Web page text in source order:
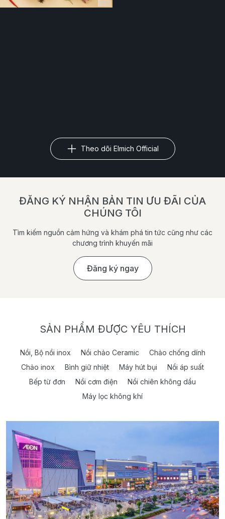
Theo dõi Elmich Official
ĐĂNG KÝ NHẬN BẢN TIN ƯU ĐÃI CỦA
CHÚNG TÔI
Tìm kiếm nguồn cảm hứng và khám phá tin tức cũng như các
chương trình khuyến mãi
Đăng ký ngay
SẢN PHẨM ĐƯỢC YÊU THÍCH
Nồi, Bộ nồi inox Nồi chảo Ceramic
Chảo chống dính
Chảo inox
Bình giữ nhiệt Máy hút bụi
Nồi áp suất
Bếp từ đơn
Nồi cơm điện
Nồi chiên không dầu
Máy lọc không khí